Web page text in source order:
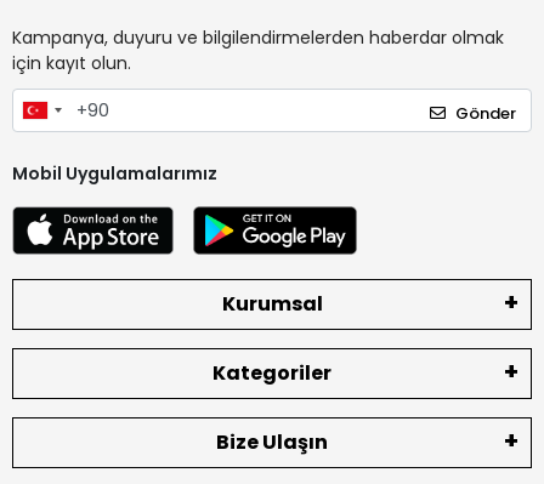
Kampanya, duyuru ve bilgilendirmelerden haberdar olmak
için kayıt olun.
Gönder
Mobil Uygulamalarımız
Kurumsal
Kategoriler
Bize Ulaşın